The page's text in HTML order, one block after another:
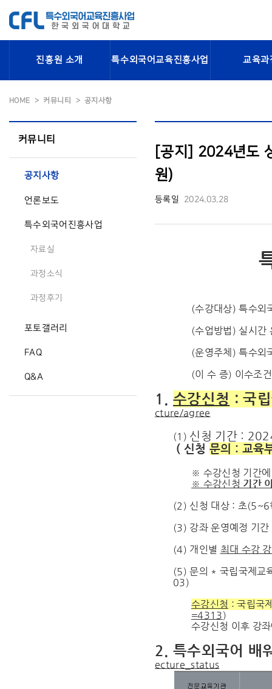
진흥원 소개 특수외국어교육진흥사업 교육과
HOME 커뮤니티 공지사항
커뮤니티
공지사항
언론보도
특수외국어진흥사업
자료실
과정소식
과정후기
포토갤러리
FAQ
Q&A
[공지] 2024년도
원)
등록일 2024.03.28
(수강대상) 특수외
(수업방법) 실시간
(운영주체) 특수외
(이 수 증) 이수조
1. 수강신청 : 국
cture/agree
(1) 신청 기간 :
( 신청 문의 : 교육
※ 수강신청 기간
※ 수강신청 기간
(2) 신청 대상 : 초(5~6
(3) 강좌 운영예정 기
(4) 개인별 최대 수강
(5) 문의 * 국립국제교
03)
수강신청 : 국립국
=4313)
수강신청 이후 강
2. 특수외국어 배
ecture_status